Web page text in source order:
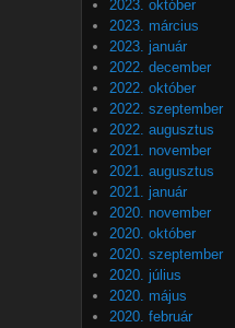
2023. október
2023. március
2023. január
2022. december
2022. október
2022. szeptember
2022. augusztus
2021. november
2021. augusztus
2021. január
2020. november
2020. október
2020. szeptember
2020. július
2020. május
2020. február